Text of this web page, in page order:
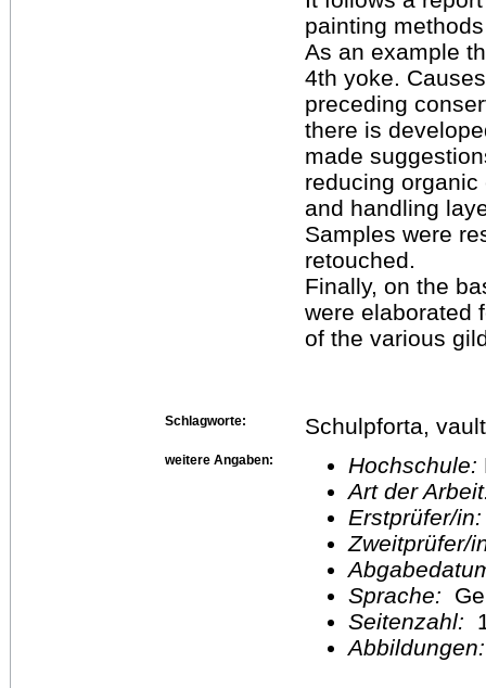
painting
As an example
4th yoke.
preceding
there is
made
reducing
and handling
Samples were
retouched.
Finally, on the
were elaborated
of the various
Schlagworte: Schulpforta,
weitere Angaben: Hochschule:
Art der
Erstprüfer/
Sprache:
Seitenzahl: